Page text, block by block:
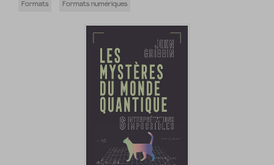
Formats Formats numériques
obligatoires et sont collectées et destinées aux Éditions Alisio,
6/01/1978 modifiée, et au Règlement UE/2016/679, vous
disposez d'un droit d'accès, de rectification et d'opposition aux
informations qui vous concernent. Vous pouvez exercer ces
droits en nous contactant par courrier à Éditions Alisio, 10
place des cinq martyrs du lycée Buffon 75015 PARIS. Plus
notre politique de protection de vos
données personnelles